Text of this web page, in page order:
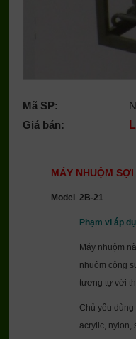
Mã SP:
Giá bán:
MÁY NHUỘM
Model 2B-21
Phạm vi áp
Máy nhuộm
nhuộm công
tương tự với
Chủ yếu dùng
acrylic, nylon,